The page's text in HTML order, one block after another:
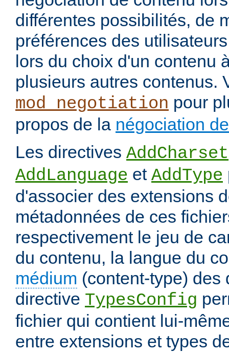
différentes possibilités, de
préférences des
lors du choix d'un contenu
plusieurs autres contenus.
mod_negotiation pour
propos de la négociation
Les directives AddCharset
AddLanguage et AddType
d'associer des extensions
métadonnées de ces
respectivement le jeu de
du contenu, la langue du
médium (content-type) des
directive TypesConfig
fichier qui contient lui-
entre extensions et types